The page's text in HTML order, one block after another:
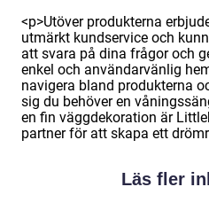
<p>Utöver produkterna
utmärkt kundservice och
att svara på dina frågor och
enkel och användarvänlig
navigera bland produkterna
sig du behöver en
en fin väggdekoration är
partner för att skapa ett
Läs fler